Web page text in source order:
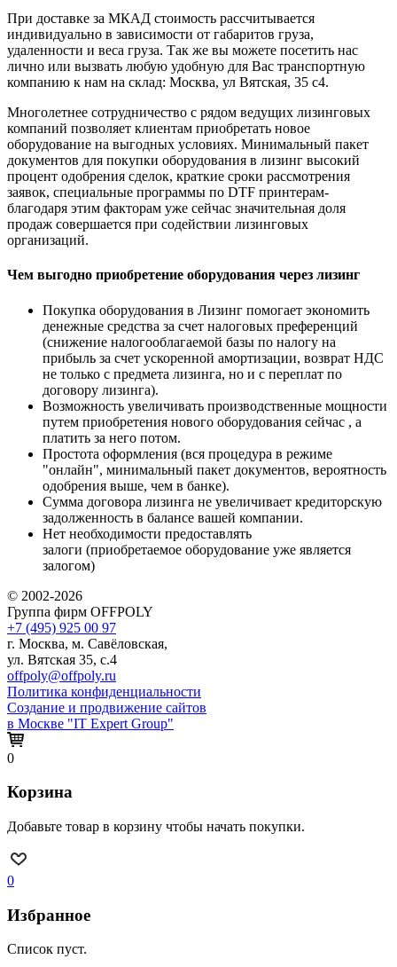
При доставке за МКАД стоимость рассчитывается
индивидуально в зависимости от габаритов груза,
удаленности и веса груза. Так же вы можете посетить нас
лично или вызвать любую удобную для Вас транспортную
компанию к нам на склад: Москва, ул Вятская, 35 c4.
Многолетнее сотрудничество с рядом ведущих лизинговых
компаний позволяет клиентам приобретать новое
оборудование на выгодных условиях. Минимальный пакет
документов для покупки оборудования в лизинг высокий
процент одобрения сделок, краткие сроки рассмотрения
заявок, специальные программы по DTF принтерам-
благодаря этим факторам уже сейчас значительная доля
продаж совершается при содействии лизинговых
организаций.
Чем выгодно приобретение оборудования через лизинг
Покупка оборудования в Лизинг помогает экономить
денежные средства за счет налоговых преференций
(снижение налогооблагаемой базы по налогу на
прибыль за счет ускоренной амортизации, возврат НДС
не только с предмета лизинга, но и с переплат по
договору лизинга).
Возможность увеличивать производственные мощности
путем приобретения нового оборудования сейчас , а
платить за него потом.
Простота оформления (вся процедура в режиме
"онлайн", минимальный пакет документов, вероятность
одобрения выше, чем в банке).
Сумма договора лизинга не увеличивает кредиторскую
задолженность в балансе вашей компании.
Нет необходимости предоставлять
залоги (приобретаемое оборудование уже является
залогом)
© 2002-2026
Группа фирм OFFPOLY
+7 (495) 925 00 97
г. Москва, м. Савёловская,
ул. Вятская 35, с.4
offpoly@offpoly.ru
Политика конфиденциальности
Создание и продвижение сайтов
в Москве "IT Expert Group"
0
Корзина
Добавьте товар в корзину чтобы начать покупки.
0
Избранное
Список пуст.